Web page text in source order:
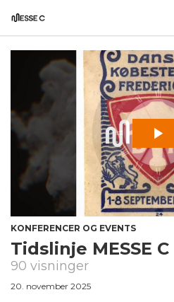
KONFERENCER OG EVENTS
Tidslinje MESSE
90 visninger
20. november 2025